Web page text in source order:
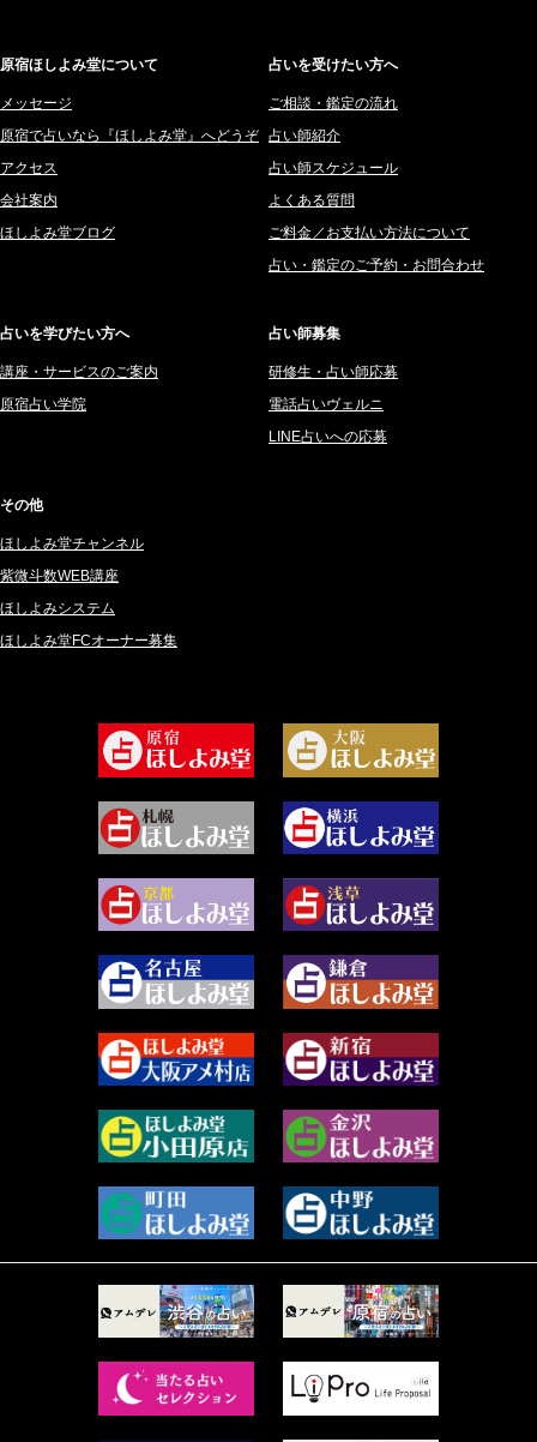
原宿ほしよみ堂について
メッセージ
原宿で占いなら『ほしよみ堂』へどうぞ
アクセス
会社案内
ほしよみ堂ブログ
占いを受けたい方へ
ご相談・鑑定の流れ
占い師紹介
占い師スケジュール
よくある質問
ご料金／お支払い方法について
占い・鑑定のご予約・お問合わせ
占いを学びたい方へ
講座・サービスのご案内
原宿占い学院
占い師募集
研修生・占い師応募
電話占いヴェルニ
LINE占いへの応募
その他
ほしよみ堂チャンネル
紫微斗数WEB講座
ほしよみシステム
ほしよみ堂FCオーナー募集